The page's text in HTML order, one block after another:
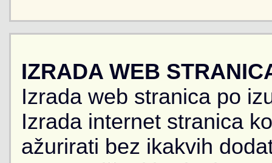
IZRADA WEB
Izrada web stranica po
Izrada internet stranica
ažurirati bez ikakvih